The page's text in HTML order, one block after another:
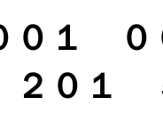
１
１